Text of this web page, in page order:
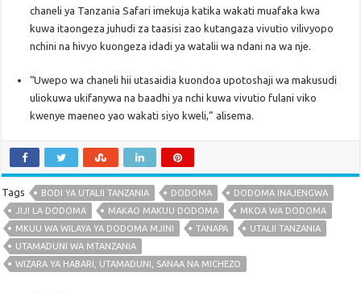
chaneli ya Tanzania Safari imekuja katika wakati muafaka kwa
kuwa itaongeza juhudi za taasisi zao kutangaza vivutio vilivyopo
nchini na hivyo kuongeza idadi ya watalii wa ndani na wa nje.
“Uwepo wa chaneli hii utasaidia kuondoa upotoshaji wa makusudi
uliokuwa ukifanywa na baadhi ya nchi kuwa vivutio fulani viko
kwenye maeneo yao wakati siyo kweli,” alisema.
Tags BODI YA UTALII TANZANIA DODOMA
DODOMA INAJENGWA
JIJI LA DODOMA
MAKAO MAKUU DODOMA
MKOA WA DODOMA
MKUU WA WILAYA YA DODOMA MJINI
TANAPA
UTALII TANZANIA
UTAMADUNI WA MTANZANIA
WIZARA YA HABARI, UTAMADUNI, SANAA NA MICHEZO